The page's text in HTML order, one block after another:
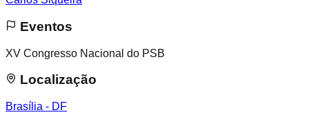
Eventos
XV Congresso Nacional do PSB
Localização
Brasília - DF